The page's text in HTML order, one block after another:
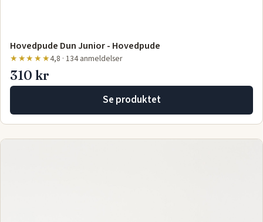
Hovedpude Dun Junior - Hovedpude
★★★★★4,8 · 134 anmeldelser
310 kr
Se produktet